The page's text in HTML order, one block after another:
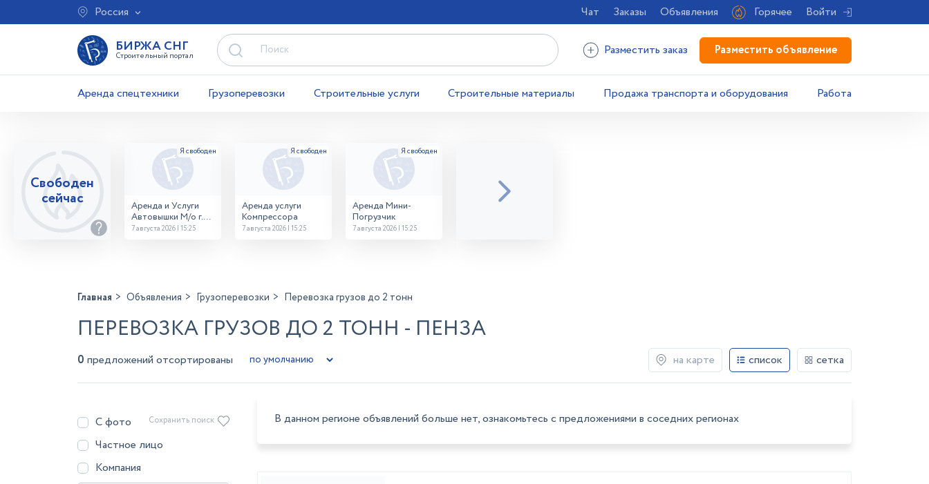
Россия Чат Заказы Объявления Горячее Войти
БИРЖА СНГ
Строительный портал Разместить заказ Разместить объявление
Аренда спецтехники Грузоперевозки Строительные услуги Строительные материалы Продажа транспорта и оборудования Работа
Свободен
сейчас
Аренда и Услуги
Автовышки М/о г.
Домодедово
7 августа 2026 | 15:25
Аренда услуги
Компрессора
7 августа 2026 | 15:25
Аренда Мини-
Погрузчик
7 августа 2026 | 15:25
Главная Объявления Грузоперевозки Перевозка грузов до 2 тонн
ПЕРЕВОЗКА ГРУЗОВ ДО 2 ТОНН - ПЕНЗА
0 предложений отсортированы на карте список сетка
С фото
Частное лицо
Компания
Сохранить поиск В данном регионе объявлений больше нет, ознакомьтесь с предложениями в соседних регионах